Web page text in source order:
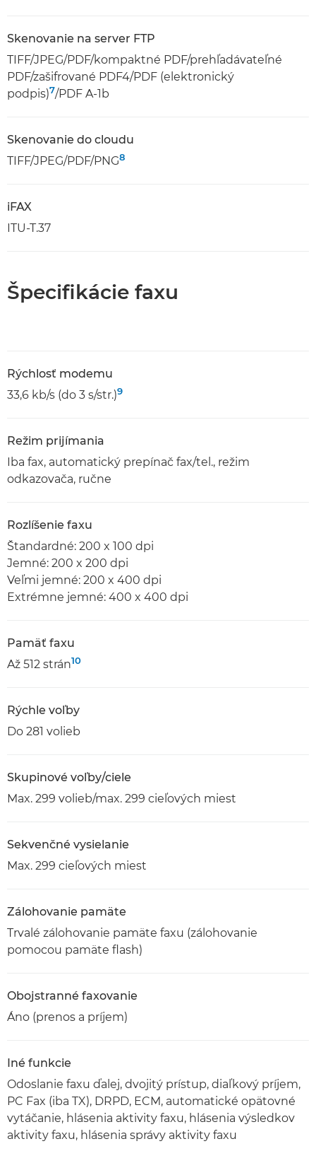
Skenovanie na server FTP
TIFF/JPEG/PDF/kompaktné PDF/prehľadávateľné
PDF/zašifrované PDF4/PDF (elektronický
podpis)7/PDF A-1b
Skenovanie do cloudu
TIFF/JPEG/PDF/PNG8
iFAX
ITU-T.37
Špecifikácie faxu
Rýchlosť modemu
33,6 kb/s (do 3 s/str.)9
Režim prijímania
Iba fax, automatický prepínač fax/tel., režim
odkazovača, ručne
Rozlíšenie faxu
Štandardné: 200 x 100 dpi
Jemné: 200 x 200 dpi
Veľmi jemné: 200 x 400 dpi
Extrémne jemné: 400 x 400 dpi
Pamäť faxu
Až 512 strán10
Rýchle voľby
Do 281 volieb
Skupinové voľby/ciele
Max. 299 volieb/max. 299 cieľových miest
Sekvenčné vysielanie
Max. 299 cieľových miest
Zálohovanie pamäte
Trvalé zálohovanie pamäte faxu (zálohovanie
pomocou pamäte flash)
Obojstranné faxovanie
Áno (prenos a príjem)
Iné funkcie
Odoslanie faxu ďalej, dvojitý prístup, diaľkový príjem,
PC Fax (iba TX), DRPD, ECM, automatické opätovné
vytáčanie, hlásenia aktivity faxu, hlásenia výsledkov
aktivity faxu, hlásenia správy aktivity faxu